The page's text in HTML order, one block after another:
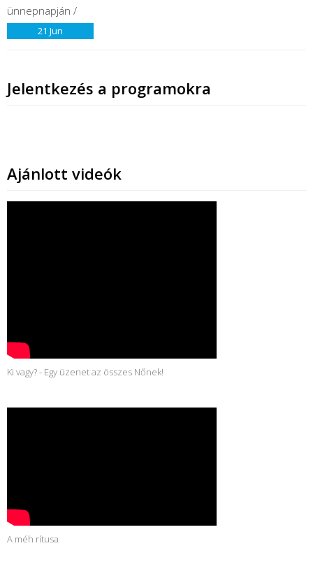
21 Jun
Jelentkezés a programokra
Ajánlott videók
Ki vagy? - Egy üzenet az összes Nőnek!
A méh rítusa